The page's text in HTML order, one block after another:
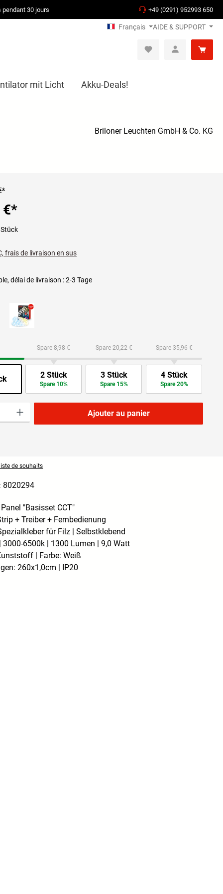
pendant 30 jours +49 (0291) 952993 650
Français AIDE & SUPPORT
mit Licht Akku-Deals!
Briloner Leuchten GmbH & Co. KG
*
frais de livraison en sus
délai de livraison : 2-3 Tage
Spare 8,98 €
2 Stück
Spare 10%
Spare 20,22 €
3 Stück
Spare 15%
Spare 35,96 €
4 Stück
Spare 20%
Ajouter au panier
de souhaits
8020294
"Basisset CCT"
+ Treiber + Fernbedienung
für Filz | Selbstklebend
3000-6500k | 1300 Lumen | 9,0 Watt
| Farbe: Weiß
260x1,0cm | IP20